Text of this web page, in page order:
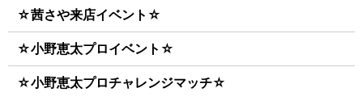
☆茜さや来店イベント☆
☆小野恵太プロイベント☆
☆小野恵太プロチャレンジマッチ☆